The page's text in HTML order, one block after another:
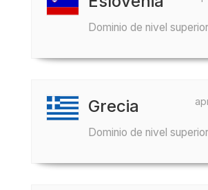
Dominio de nivel
Grecia
Dominio de nivel